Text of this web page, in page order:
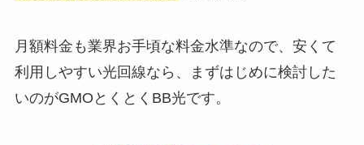
月額料金も業界お手頃な料金水準なので、安くて
利用しやすい光回線なら、まずはじめに検討した
いのがGMOとくとくBB光です。